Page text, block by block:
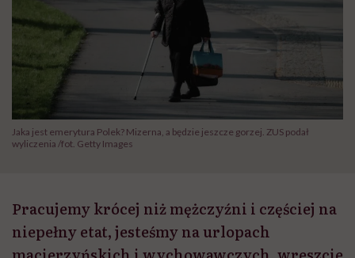
Jaka jest emerytura Polek? Mizerna, a będzie jeszcze gorzej. ZUS podał
wyliczenia /fot. Getty Images
Pracujemy krócej niż mężczyźni i częściej na
niepełny etat, jesteśmy na urlopach